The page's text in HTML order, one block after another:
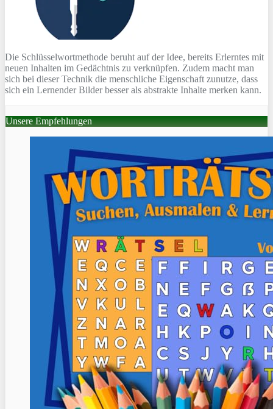
Die Schlüsselwortmethode beruht auf der Idee, bereits Erlerntes mit
neuen Inhalten im Gedächtnis zu verknüpfen. Zudem macht man
sich bei dieser Technik die menschliche Eigenschaft zunutze, dass
sich ein Lernender Bilder besser als abstrakte Inhalte merken kann.
Unsere Empfehlungen